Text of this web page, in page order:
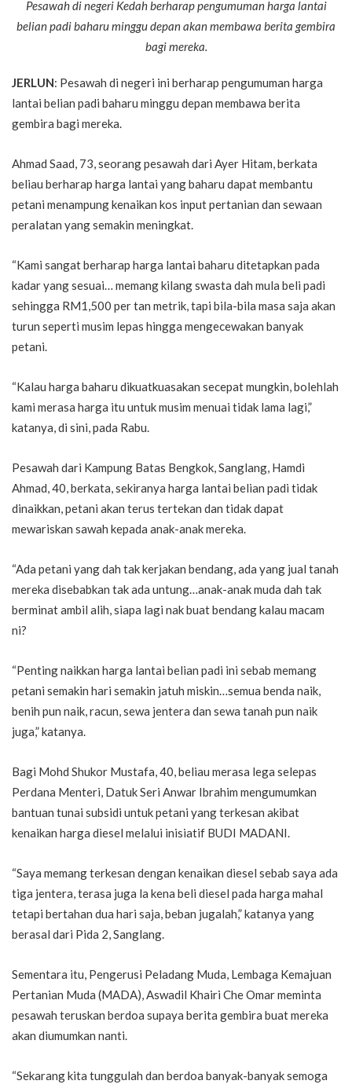
Pesawah di negeri Kedah berharap pengumuman harga lantai
belian padi baharu minggu depan akan membawa berita gembira
bagi mereka.
JERLUN: Pesawah di negeri ini berharap pengumuman harga
lantai belian padi baharu minggu depan membawa berita
gembira bagi mereka.
Ahmad Saad, 73, seorang pesawah dari Ayer Hitam, berkata
beliau berharap harga lantai yang baharu dapat membantu
petani menampung kenaikan kos input pertanian dan sewaan
peralatan yang semakin meningkat.
“Kami sangat berharap harga lantai baharu ditetapkan pada
kadar yang sesuai… memang kilang swasta dah mula beli padi
sehingga RM1,500 per tan metrik, tapi bila-bila masa saja akan
turun seperti musim lepas hingga mengecewakan banyak
petani.
“Kalau harga baharu dikuatkuasakan secepat mungkin, bolehlah
kami merasa harga itu untuk musim menuai tidak lama lagi,”
katanya, di sini, pada Rabu.
Pesawah dari Kampung Batas Bengkok, Sanglang, Hamdi
Ahmad, 40, berkata, sekiranya harga lantai belian padi tidak
dinaikkan, petani akan terus tertekan dan tidak dapat
mewariskan sawah kepada anak-anak mereka.
“Ada petani yang dah tak kerjakan bendang, ada yang jual tanah
mereka disebabkan tak ada untung…anak-anak muda dah tak
berminat ambil alih, siapa lagi nak buat bendang kalau macam
ni?
“Penting naikkan harga lantai belian padi ini sebab memang
petani semakin hari semakin jatuh miskin…semua benda naik,
benih pun naik, racun, sewa jentera dan sewa tanah pun naik
juga,” katanya.
Bagi Mohd Shukor Mustafa, 40, beliau merasa lega selepas
Perdana Menteri, Datuk Seri Anwar Ibrahim mengumumkan
bantuan tunai subsidi untuk petani yang terkesan akibat
kenaikan harga diesel melalui inisiatif BUDI MADANI.
“Saya memang terkesan dengan kenaikan diesel sebab saya ada
tiga jentera, terasa juga la kena beli diesel pada harga mahal
tetapi bertahan dua hari saja, beban jugalah,” katanya yang
berasal dari Pida 2, Sanglang.
Sementara itu, Pengerusi Peladang Muda, Lembaga Kemajuan
Pertanian Muda (MADA), Aswadil Khairi Che Omar meminta
pesawah teruskan berdoa supaya berita gembira buat mereka
akan diumumkan nanti.
“Sekarang kita tunggulah dan berdoa banyak-banyak semoga